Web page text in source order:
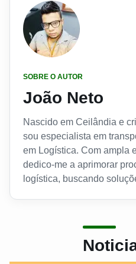
SOBRE O AUTOR
João Neto
Nascido em Ceilândia e
sou especialista em
em Logística. Com ampla
dedico-me a aprimorar
logística, buscando